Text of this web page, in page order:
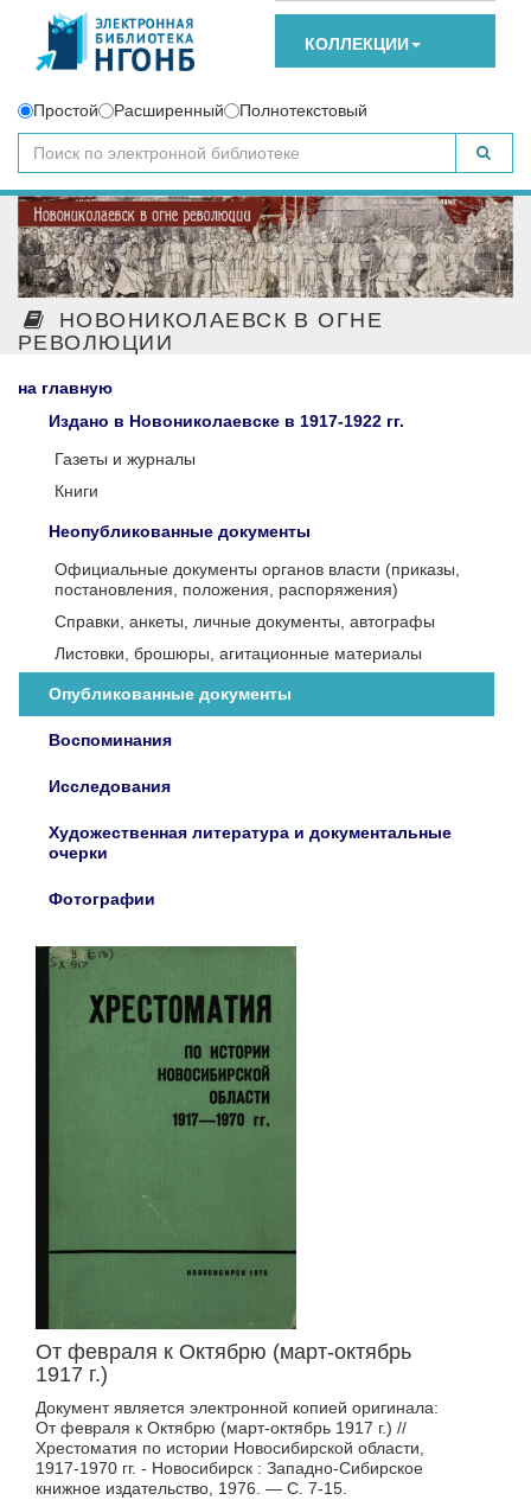
КОЛЛЕКЦИИ
Простой Расширенный Полнотекстовый
НОВОНИКОЛАЕВСК В ОГНЕ
РЕВОЛЮЦИИ
на главную
Издано в Новониколаевске в 1917-1922 гг.
Газеты и журналы
Книги
Неопубликованные документы
Официальные документы органов власти (приказы,
постановления, положения, распоряжения)
Справки, анкеты, личные документы, автографы
Листовки, брошюры, агитационные материалы
Опубликованные документы
Воспоминания
Исследования
Художественная литература и документальные
очерки
Фотографии
От февраля к Октябрю (март-октябрь
1917 г.)
Документ является электронной копией оригинала:
От февраля к Октябрю (март-октябрь 1917 г.) //
Хрестоматия по истории Новосибирской области,
1917-1970 гг. - Новосибирск : Западно-Сибирское
книжное издательство, 1976. — С. 7-15.